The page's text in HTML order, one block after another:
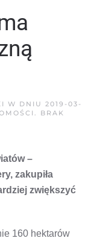
W DNIU 2019-03-
BRAK
–
zakupiła
zwiększyć
160 hektarów